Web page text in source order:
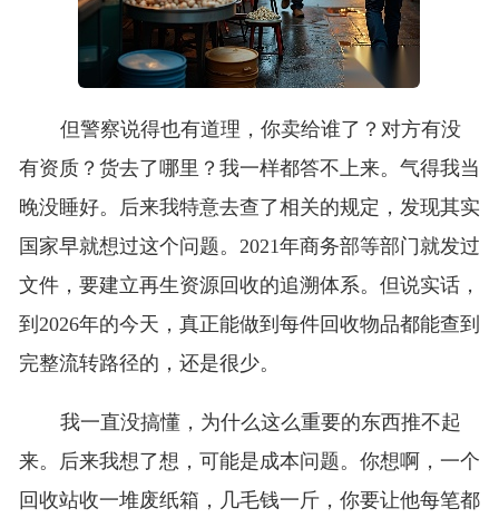
但警察说得也有道理，你卖给谁了？对方有没
有资质？货去了哪里？我一样都答不上来。气得我当
晚没睡好。后来我特意去查了相关的规定，发现其实
国家早就想过这个问题。2021年商务部等部门就发过
文件，要建立再生资源回收的追溯体系。但说实话，
到2026年的今天，真正能做到每件回收物品都能查到
完整流转路径的，还是很少。
我一直没搞懂，为什么这么重要的东西推不起
来。后来我想了想，可能是成本问题。你想啊，一个
回收站收一堆废纸箱，几毛钱一斤，你要让他每笔都